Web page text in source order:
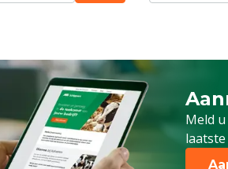
Meld
Meld